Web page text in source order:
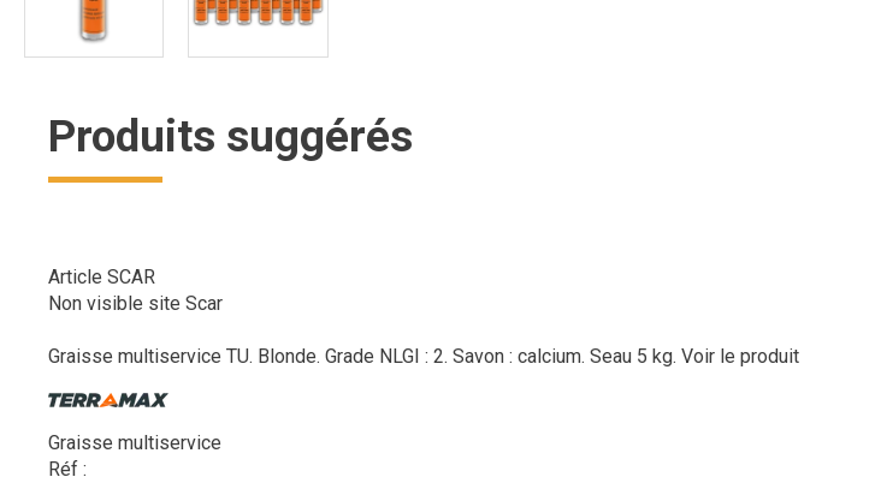
Produits suggérés
Article SCAR
Non visible site Scar
Graisse multiservice TU. Blonde. Grade NLGI : 2. Savon : calcium. Seau 5 kg. Voir le produit
Graisse multiservice
Réf :